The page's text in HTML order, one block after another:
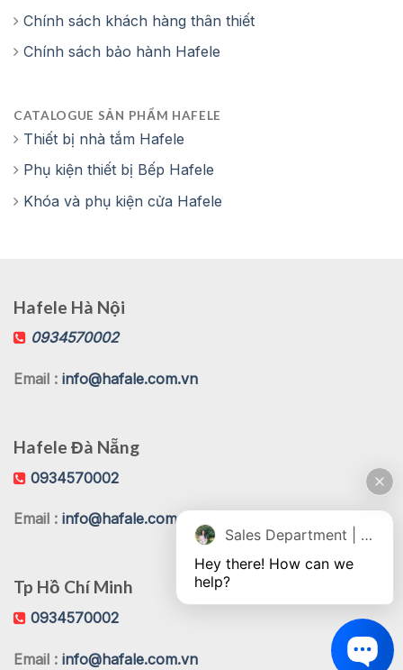
Chính sách khách hàng thân thiết
Chính sách bảo hành Hafele
CATALOGUE SẢN PHẨM HAFELE
Thiết bị nhà tắm Hafele
Phụ kiện thiết bị Bếp Hafele
Khóa và phụ kiện cửa Hafele
Hafele Hà Nội
0934570002
Email : info@hafale.com.vn
Hafele Đà Nẵng
0934570002
Email : info@hafale.com.vn
Tp Hồ Chí Minh
0934570002
Email : info@hafale.com.vn
Sales Department | Chat online
Hey there! How can we
help?